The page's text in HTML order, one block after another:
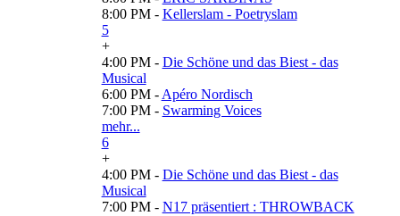
8:00 PM - Kellerslam - Poetryslam
5
+
4:00 PM - Die Schöne und das Biest - das
Musical
6:00 PM - Apéro Nordisch
7:00 PM - Swarming Voices
mehr...
6
+
4:00 PM - Die Schöne und das Biest - das
Musical
7:00 PM - N17 präsentiert : THROWBACK